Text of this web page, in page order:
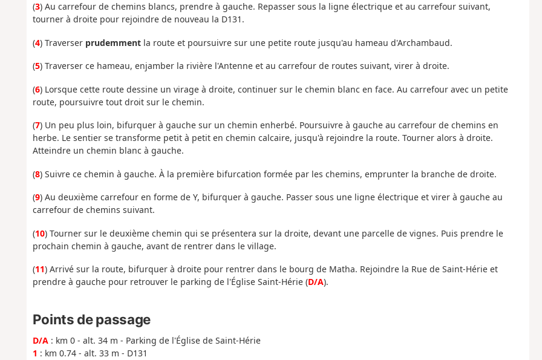
(3) Au carrefour de chemins blancs, prendre à gauche. Repasser sous la ligne électrique et au carrefour suivant,
tourner à droite pour rejoindre de nouveau la D131.
(4) Traverserprudemmentla route et poursuivre sur une petite route jusqu'au hameau d'Archambaud.
(5) Traverser ce hameau, enjamber la rivière l'Antenne et au carrefour de routes suivant, virer à droite.
(6) Lorsque cette route dessine un virage à droite, continuer sur le chemin blanc en face. Au carrefour avec un petite
route, poursuivre tout droit sur le chemin.
(7) Un peu plus loin, bifurquer à gauche sur un chemin enherbé. Poursuivre à gauche au carrefour de chemins en
herbe. Le sentier se transforme petit à petit en chemin calcaire, jusqu'à rejoindre la route. Tourner alors à droite.
Atteindre un chemin blanc à gauche.
(8) Suivre ce chemin à gauche. À la première bifurcation formée par les chemins, emprunter la branche de droite.
(9) Au deuxième carrefour en forme de Y, bifurquer à gauche. Passer sous une ligne électrique et virer à gauche au
carrefour de chemins suivant.
(10) Tourner sur le deuxième chemin qui se présentera sur la droite, devant une parcelle de vignes. Puis prendre le
prochain chemin à gauche, avant de rentrer dans le village.
(11) Arrivé sur la route, bifurquer à droite pour rentrer dans le bourg de Matha. Rejoindre la Rue de Saint-Hérie et
prendre à gauche pour retrouver le parking de l'Église Saint-Hérie (D/A).
Points de passage
D/A: km 0 - alt. 34 m - Parking de l'Église de Saint-Hérie
1 : km 0.74 - alt. 33 m - D131